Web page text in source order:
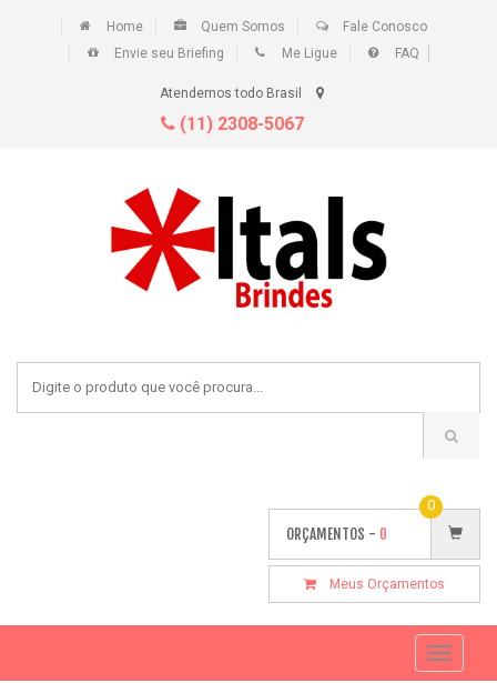
Home Quem Somos
Fale Conosco
Envie seu Briefing
Me Ligue FAQ
Atendemos todo Brasil
(11) 2308-5067
ORÇAMENTOS - 0
0
Meus Orçamentos
Toggle